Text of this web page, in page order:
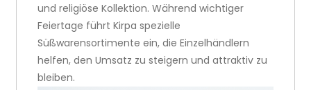
und religiöse Kollektion. Während wichtiger
Feiertage führt Kirpa spezielle
Süßwarensortimente ein, die Einzelhändlern
helfen, den Umsatz zu steigern und attraktiv zu
bleiben.